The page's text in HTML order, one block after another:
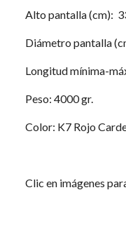
Alto pantalla (cm):
Diámetro pantalla
Longitud mínima-
Peso: 4000 gr.
Color: K7 Rojo
Clic en imágenes